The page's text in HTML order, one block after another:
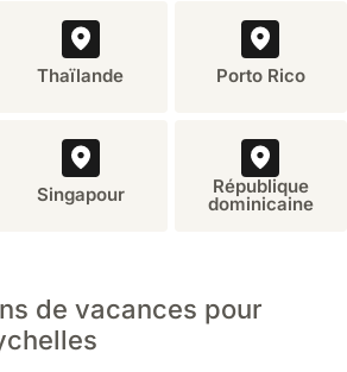
Thaïlande Porto Rico
Singapour République
dominicaine
de vacances pour